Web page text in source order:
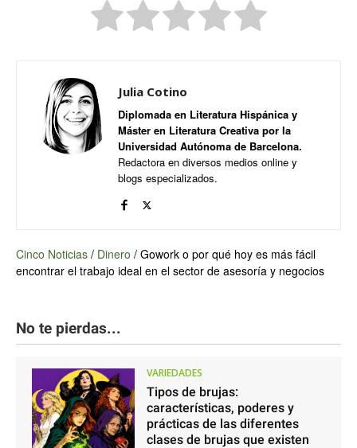
Julia Cotino
Diplomada en Literatura Hispánica y
Máster en Literatura Creativa por la
Universidad Autónoma de Barcelona.
Redactora en diversos medios online y
blogs especializados.
Cinco Noticias / Dinero / Gowork o por qué hoy es más fácil
encontrar el trabajo ideal en el sector de asesoría y negocios
No te pierdas...
VARIEDADES
Tipos de brujas:
características, poderes y
prácticas de las diferentes
clases de brujas que existen